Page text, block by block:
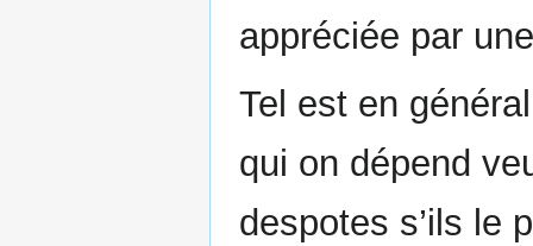
appréciée par
Tel est en
qui on dépend
despotes s’ils le